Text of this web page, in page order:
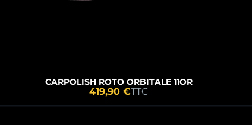
CARPOLISH ROTO ORBITALE 11OR
419,90 €TTC